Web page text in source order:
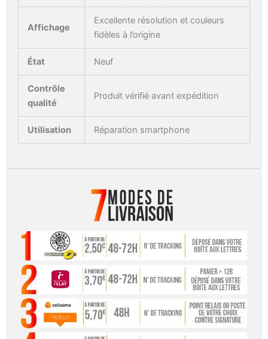
Affichage
Excellente résolution et couleurs
fidèles à l’origine
État Neuf
Contrôle
qualité
Produit vérifié avant expédition
Utilisation Réparation smartphone